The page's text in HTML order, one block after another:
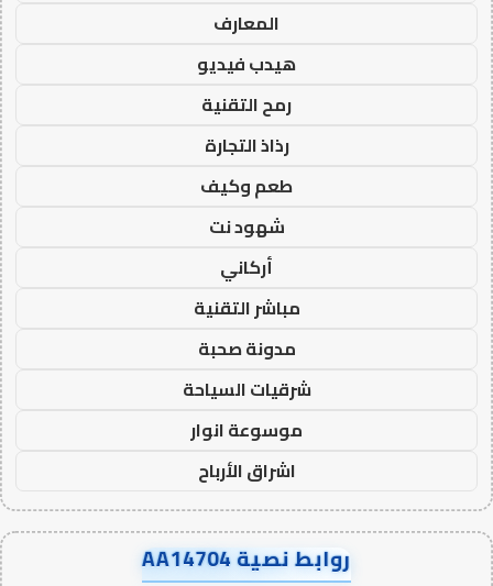
المعارف
هيدب فيديو
رمح التقنية
رذاذ التجارة
طعم وكيف
شهود نت
أركاني
مباشر التقنية
مدونة صحبة
شرقيات السياحة
موسوعة انوار
اشراق الأرباح
روابط نصية AA14704